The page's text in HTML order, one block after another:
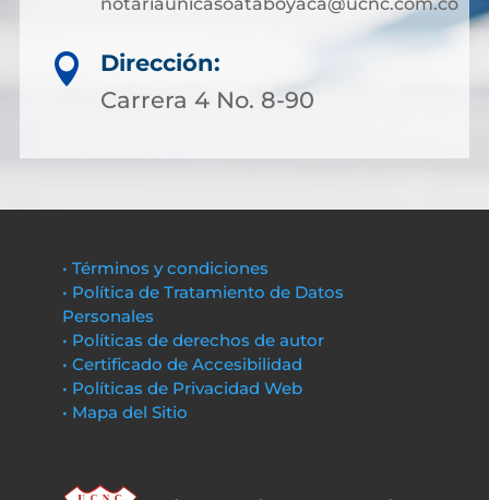

Dirección:
Carrera 4 No. 8-90
• Términos y condiciones
• Política de Tratamiento de Datos
Personales
• Políticas de derechos de autor
• Certificado de Accesibilidad
• Políticas de Privacidad Web
• Mapa del Sitio